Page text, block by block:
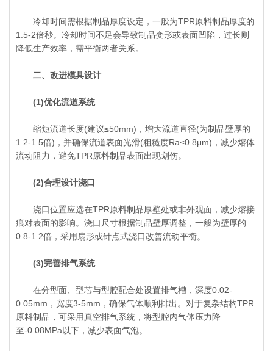
冷却时间需根据制品厚度设定，一般为TPR原料制品厚度的
1.5-2倍秒。冷却时间不足会导致制品变形或表面凹陷，过长则
降低生产效率，需平衡两者关系。
二、改进模具设计
(1)优化流道系统
缩短流道长度(建议≤50mm)，增大流道直径(为制品壁厚的
1.2-1.5倍)，并确保流道表面光滑(粗糙度Ra≤0.8μm)，减少熔体
流动阻力，避免TPR原料制品表面出现划伤。
(2)合理设计浇口
浇口位置应选在TPR原料制品厚壁处或非外观面，减少熔接
痕对表面的影响。浇口尺寸根据制品壁厚调整，一般为壁厚的
0.8-1.2倍，采用扇形或针点式浇口改善流动平衡。
(3)完善排气系统
在分型面、型芯与型腔配合处设置排气槽，深度0.02-
0.05mm，宽度3-5mm，确保气体顺利排出。对于复杂结构TPR
原料制品，可采用真空排气系统，将型腔内气体压力降
至-0.08MPa以下，减少表面气泡。